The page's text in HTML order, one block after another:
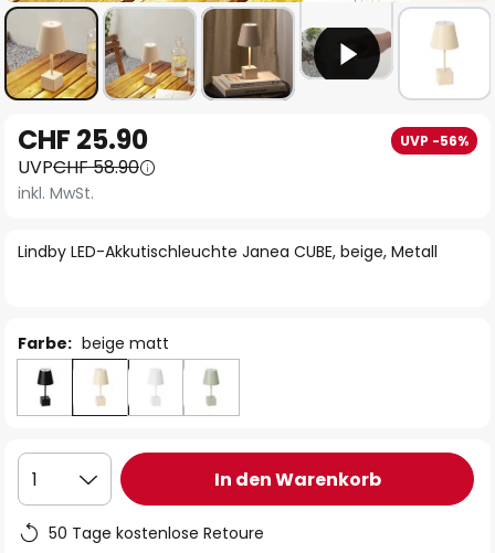
Anfang
der
Bildgalerie
Lindby LED-Akkutischleuchte Janea CUBE, beige, Metall
CHF 25.90 UVP -56%
UVPCHF 58.90
inkl. MwSt.
Farbe: beige matt
1 In den Warenkorb
50 Tage kostenlose Retoure